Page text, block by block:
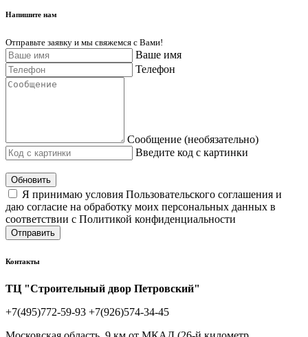
Напишите нам
Отправьте заявку и мы свяжемся с Вами!
Ваше имя
Телефон
Сообщение (необязательно)
Введите код с картинки
Обновить
Я принимаю условия Пользовательского соглашения и
даю согласие на обработку моих персональных данных в
соответствии с Политикой конфиденциальности
Отправить
Контакты
ТЦ "Строительный двор Петровский"
+7(495)772-59-93 +7(926)574-34-45